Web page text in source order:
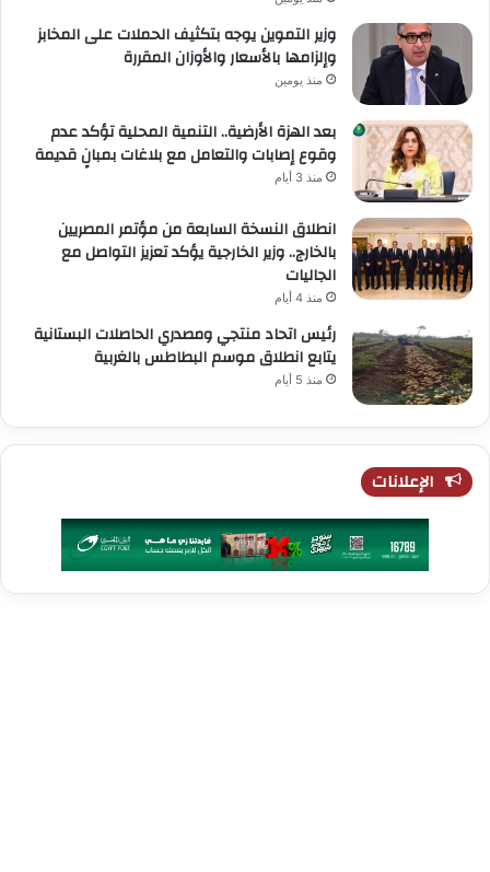
وزير التموين يوجه بتكثيف الحملات على المخابز
وإلزامها بالأسعار والأوزان المقررة
منذ يومين
بعد الهزة الأرضية.. التنمية المحلية تؤكد عدم
وقوع إصابات والتعامل مع بلاغات بمبانٍ قديمة
منذ 3 أيام
انطلاق النسخة السابعة من مؤتمر المصريين
بالخارج.. وزير الخارجية يؤكد تعزيز التواصل مع
الجاليات
منذ 4 أيام
رئيس اتحاد منتجي ومصدري الحاصلات البستانية
يتابع انطلاق موسم البطاطس بالغربية
منذ 5 أيام
الإعلانات